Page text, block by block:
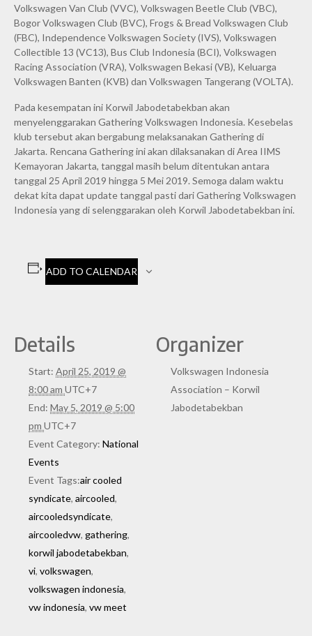
Volkswagen Van Club (VVC), Volkswagen Beetle Club (VBC),
Bogor Volkswagen Club (BVC), Frogs & Bread Volkswagen Club
(FBC), Independence Volkswagen Society (IVS), Volkswagen
Collectible 13 (VC13), Bus Club Indonesia (BCI), Volkswagen
Racing Association (VRA), Volkswagen Bekasi (VB), Keluarga
Volkswagen Banten (KVB) dan Volkswagen Tangerang (VOLTA).
Pada kesempatan ini Korwil Jabodetabekban akan
menyelenggarakan Gathering Volkswagen Indonesia. Kesebelas
klub tersebut akan bergabung melaksanakan Gathering di
Jakarta. Rencana Gathering ini akan dilaksanakan di Area IIMS
Kemayoran Jakarta, tanggal masih belum ditentukan antara
tanggal 25 April 2019 hingga 5 Mei 2019. Semoga dalam waktu
dekat kita dapat update tanggal pasti dari Gathering Volkswagen
Indonesia yang di selenggarakan oleh Korwil Jabodetabekban ini.
ADD TO CALENDAR
Details
Start: April 25, 2019 @
8:00 am UTC+7
End: May 5, 2019 @ 5:00
pm UTC+7
Event Category: National
Events
Event Tags:air cooled
syndicate, aircooled,
aircooledsyndicate,
aircooledvw, gathering,
korwil jabodetabekban,
vi, volkswagen,
volkswagen indonesia,
vw indonesia, vw meet
Organizer
Volkswagen Indonesia
Association – Korwil
Jabodetabekban